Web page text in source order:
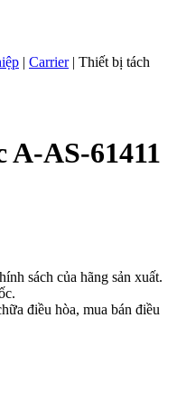
| Carrier| Thiết bị tách
AS-61411
sách của hãng sản xuất.
điều hòa, mua bán điều